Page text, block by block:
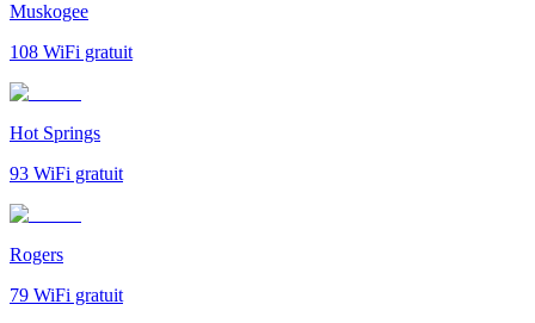
Muskogee
108 WiFi gratuit
Hot Springs
93 WiFi gratuit
Rogers
79 WiFi gratuit